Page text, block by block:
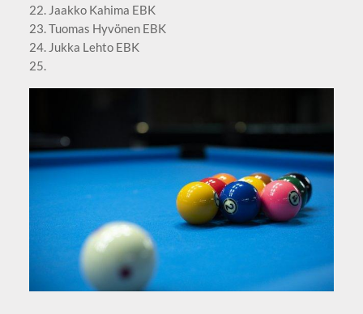
22. Jaakko Kahima EBK
23. Tuomas Hyvönen EBK
24. Jukka Lehto EBK
25.